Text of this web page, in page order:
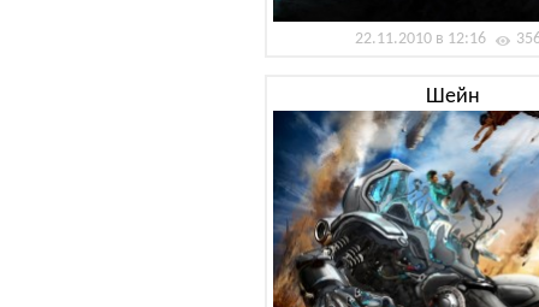
22.11.2010 в 12:16
Шейн